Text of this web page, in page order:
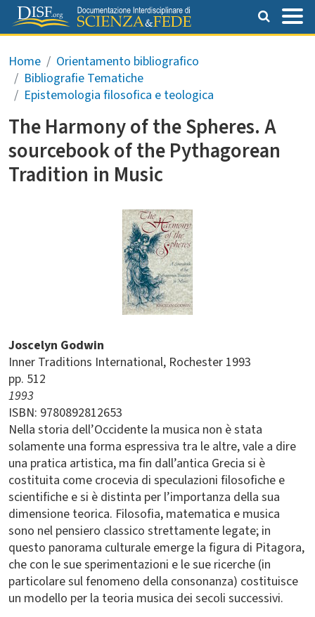
Salta al contenuto principale
Briciole di pane
Home
Orientamento bibliografico
Bibliografie Tematiche
Epistemologia filosofica e teologica
The Harmony of the Spheres. A
sourcebook of the Pythagorean
Tradition in Music
Joscelyn Godwin
Inner Traditions International Rochester 1993
pp. 512
1993
ISBN: 9780892812653
Nella storia dell’Occidente la musica non è stata
solamente una forma espressiva tra le altre, vale a dire
una pratica artistica, ma fin dall’antica Grecia si è
costituita come crocevia di speculazioni filosofiche e
scientifiche e si è distinta per l’importanza della sua
dimensione teorica. Filosofia, matematica e musica
sono nel pensiero classico strettamente legate; in
questo panorama culturale emerge la figura di Pitagora,
che con le sue sperimentazioni e le sue ricerche (in
particolare sul fenomeno della consonanza) costituisce
un modello per la teoria musica dei secoli successivi.